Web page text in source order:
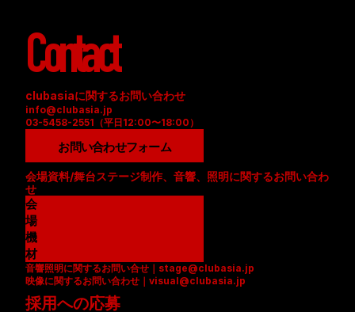
Contact
clubasiaに関するお問い合わせ
info@clubasia.jp
03-5458-2551（平日12:00〜18:00）
お問い合わせフォーム
会場資料/舞台ステージ制作、音響、照明に関するお問い合わ
せ
会
場
資
料
(
P
D
機
材
リ
ス
ト
音響照明に関するお問い合せ｜stage@clubasia.jp
映像に関するお問い合わせ｜visual@clubasia.jp
採用への応募